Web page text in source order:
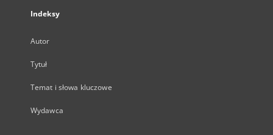
Indeksy
Autor
Tytuł
Temat i słowa kluczowe
Wydawca